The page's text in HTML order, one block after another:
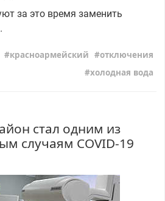
за это время заменить
красноармейский
отключения
холодная вода
стал одним из
случаям COVID-19